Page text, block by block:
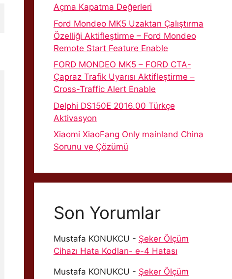
Açma Kapatma Değerleri
Ford Mondeo MK5 Uzaktan Çalıştırma
Özelliği Aktifleştirme – Ford Mondeo
Remote Start Feature Enable
FORD MONDEO MK5 – FORD CTA-
Çapraz Trafik Uyarısı Aktifleştirme –
Cross-Traffic Alert Enable
Delphi DS150E 2016.00 Türkçe
Aktivasyon
Xiaomi XiaoFang Only mainland China
Sorunu ve Çözümü
Son Yorumlar
Mustafa KONUKCU - Şeker Ölçüm
Cihazı Hata Kodları- e-4 Hatası
Mustafa KONUKCU - Şeker Ölçüm